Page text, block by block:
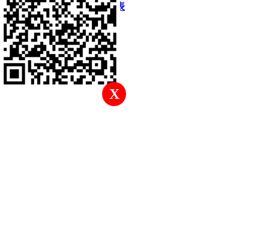
X
快速回復 返回頂部 返回列表